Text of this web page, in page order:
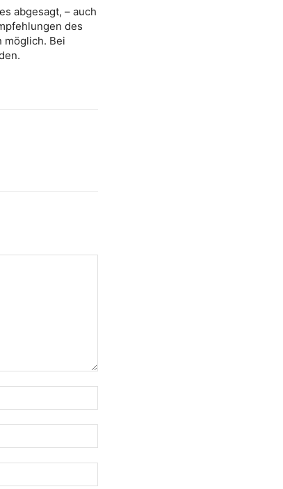
abgesagt, – auch
des
möglich. Bei